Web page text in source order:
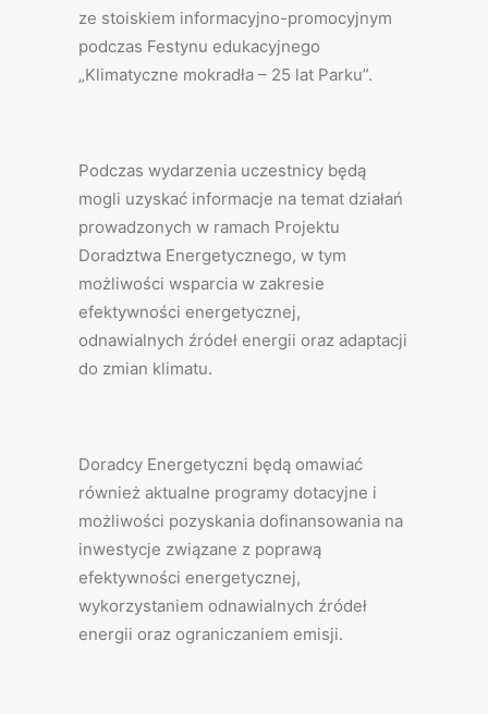
ze stoiskiem informacyjno-promocyjnym
podczas Festynu edukacyjnego
„Klimatyczne mokradła – 25 lat Parku”.
Podczas wydarzenia uczestnicy będą
mogli uzyskać informacje na temat działań
prowadzonych w ramach Projektu
Doradztwa Energetycznego, w tym
możliwości wsparcia w zakresie
efektywności energetycznej,
odnawialnych źródeł energii oraz adaptacji
do zmian klimatu.
Doradcy Energetyczni będą omawiać
również aktualne programy dotacyjne i
możliwości pozyskania dofinansowania na
inwestycje związane z poprawą
efektywności energetycznej,
wykorzystaniem odnawialnych źródeł
energii oraz ograniczaniem emisji.